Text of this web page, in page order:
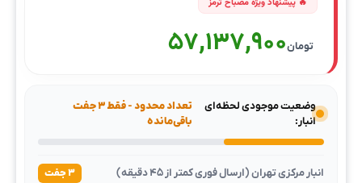
تومان57,137,900
وضعیت موجودی لحظه‌ای
انبار:
تعداد محدود - فقط ۳ جفت
باقی‌مانده
انبار مرکزی تهران (ارسال فوری کمتر از ۴۵ دقیقه) ۳ جفت